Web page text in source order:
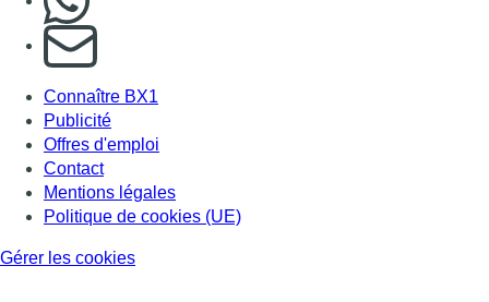
S'abonner à notre newsletter
Connaître BX1
Publicité
Offres d'emploi
Contact
Mentions légales
Politique de cookies (UE)
Gérer les cookies